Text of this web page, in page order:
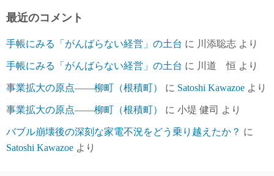
す
投
を
探
最近のコメント
手帳にみる「がんばらない経営」の土台 に 川添聡志 より
手帳にみる「がんばらない経営」の土台 に 川道 恒 より
事業拡大の原点――柳町（根積町） に Satoshi Kawazoe より
事業拡大の原点――柳町（根積町） に 小堤 健司 より
バブル崩壊後の深刻な家電不況をどう乗り越えたか？ に
Satoshi Kawazoe より